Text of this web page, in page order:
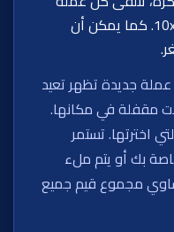
مضاعفًا عشوائيًا من 2x إلى 10x. كما يمكن أن
عملة جديدة تظهر تعيد
مقفلة في مكانها.
اخترتها. تستمر
بك أو يتم ملء
مجموع قيم جميع